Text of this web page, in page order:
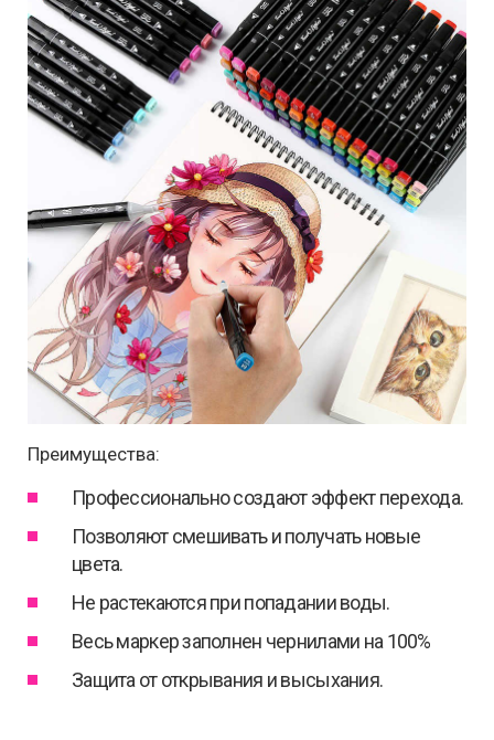
Преимущества:
Профессионально создают эффект перехода.
Позволяют смешивать и получать новые
цвета.
Не растекаются при попадании воды.
Весь маркер заполнен чернилами на 100%
Защита от открывания и высыхания.